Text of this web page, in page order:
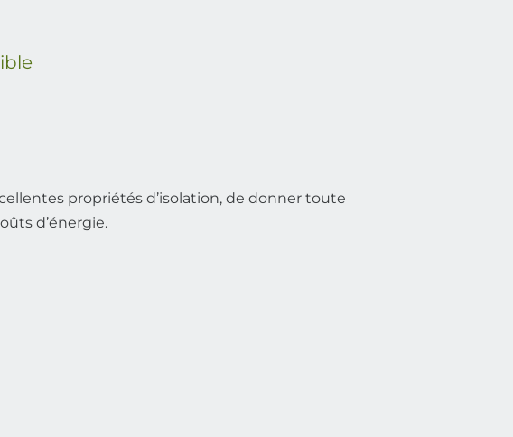
propriétés d’isolation, de donner toute
d’énergie.